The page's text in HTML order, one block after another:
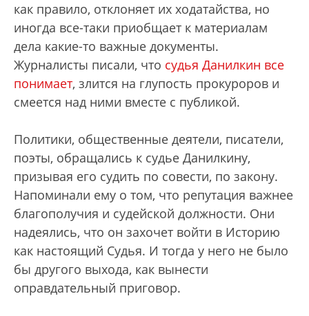
как правило, отклоняет их ходатайства, но
иногда все-таки приобщает к материалам
дела какие-то важные документы.
Журналисты писали, что судья Данилкин все
понимает, злится на глупость прокуроров и
смеется над ними вместе с публикой.
Политики, общественные деятели, писатели,
поэты, обращались к судье Данилкину,
призывая его судить по совести, по закону.
Напоминали ему о том, что репутация важнее
благополучия и судейской должности. Они
надеялись, что он захочет войти в Историю
как настоящий Судья. И тогда у него не было
бы другого выхода, как вынести
оправдательный приговор.